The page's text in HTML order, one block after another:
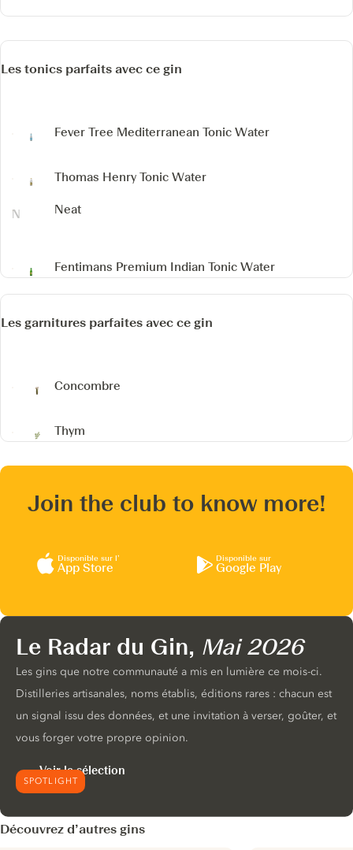
Les tonics parfaits avec ce gin
Fever Tree Mediterranean Tonic Water
Thomas Henry Tonic Water
Neat
Fentimans Premium Indian Tonic Water
Les garnitures parfaites avec ce gin
Concombre
Thym
Join the club to know more!
Disponible sur l’
App Store
Disponible sur
Google Play
SPOTLIGHT
Le Radar du Gin, Mai 2026
Les gins que notre communauté a mis en lumière ce mois-ci.
Distilleries artisanales, noms établis, éditions rares : chacun est
un signal issu des données, et une invitation à verser, goûter, et
vous forger votre propre opinion.
Voir la sélection
Découvrez d’autres gins